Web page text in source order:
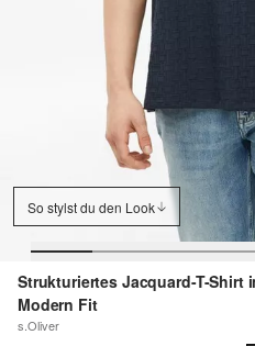
So stylst du den Look
Strukturiertes Jacquard-T-Shirt
Modern Fit
s.Oliver